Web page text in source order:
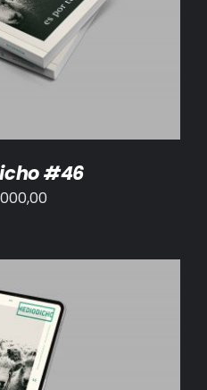
DETALLES
#46
/